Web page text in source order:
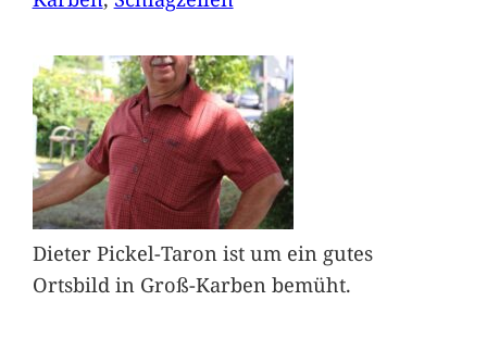
Dieter Pickel-Taron ist um ein gutes
Ortsbild in Groß-Karben bemüht.